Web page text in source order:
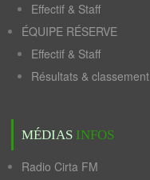
Effectif & Staff
ÉQUIPE RÉSERVE
Effectif & Staff
Résultats & classement
MÉDIAS INFOS
Radio Cirta FM